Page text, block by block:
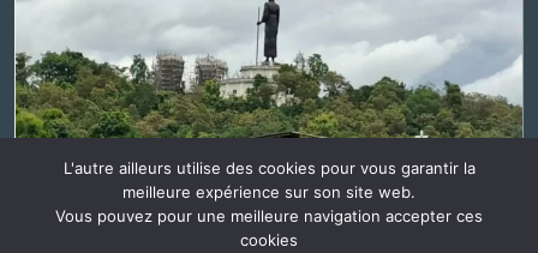
L'autre ailleurs utilise des cookies pour vous garantir la
meilleure expérience sur son site web.
Vous pouvez pour une meilleure navigation accepter ces
cookies